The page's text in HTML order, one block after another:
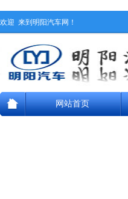
欢迎 来到明阳汽车网！
网站首页